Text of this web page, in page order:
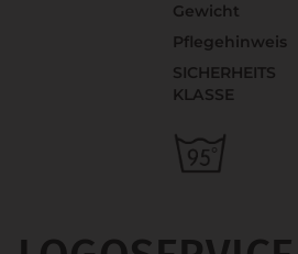
Gewicht
Pflegehinweis
SICHERHEITS
KLASSE